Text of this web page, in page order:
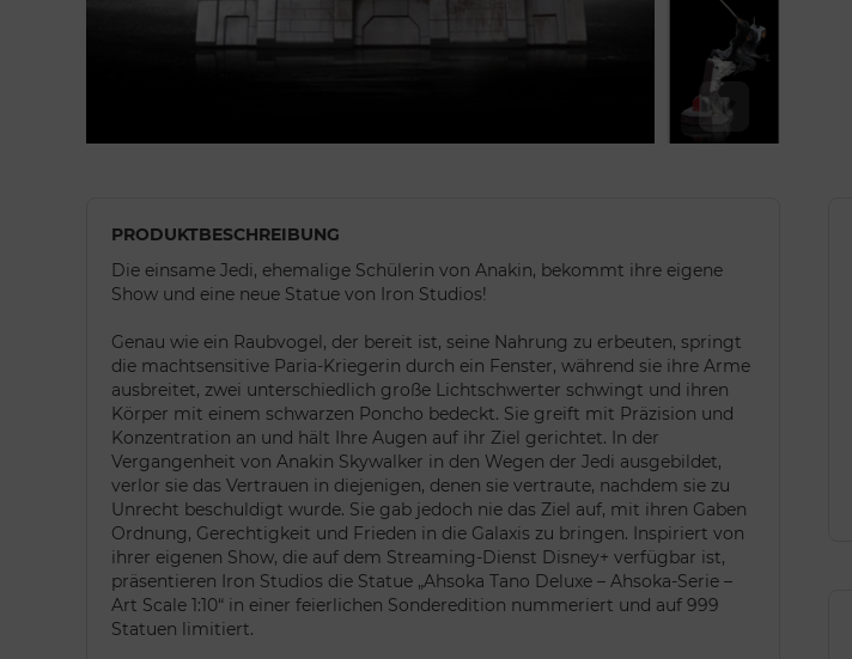
PRODUKTBESCHREIBUNG
Die einsame Jedi, ehemalige Schülerin von Anakin, bekommt ihre eigene
Show und eine neue Statue von Iron Studios!
Genau wie ein Raubvogel, der bereit ist, seine Nahrung zu erbeuten, springt
die machtsensitive Paria-Kriegerin durch ein Fenster, während sie ihre Arme
ausbreitet, zwei unterschiedlich große Lichtschwerter schwingt und ihren
Körper mit einem schwarzen Poncho bedeckt. Sie greift mit Präzision und
Konzentration an und hält Ihre Augen auf ihr Ziel gerichtet. In der
Vergangenheit von Anakin Skywalker in den Wegen der Jedi ausgebildet,
verlor sie das Vertrauen in diejenigen, denen sie vertraute, nachdem sie zu
Unrecht beschuldigt wurde. Sie gab jedoch nie das Ziel auf, mit ihren Gaben
Ordnung, Gerechtigkeit und Frieden in die Galaxis zu bringen. Inspiriert von
ihrer eigenen Show, die auf dem Streaming-Dienst Disney+ verfügbar ist,
präsentieren Iron Studios die Statue „Ahsoka Tano Deluxe – Ahsoka-Serie –
Art Scale 1:10“ in einer feierlichen Sonderedition nummeriert und auf 999
Statuen limitiert.